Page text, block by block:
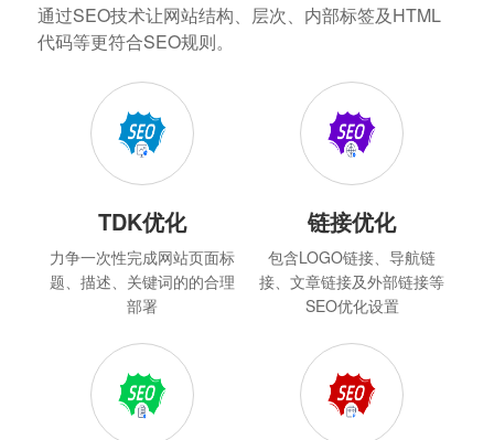
通过SEO技术让网站结构、层次、内部标签及HTML
代码等更符合SEO规则。
TDK优化
力争一次性完成网站页面标
题、描述、关键词的的合理
部署
链接优化
包含LOGO链接、导航链
接、文章链接及外部链接等
SEO优化设置